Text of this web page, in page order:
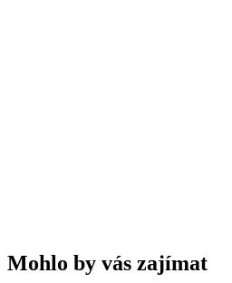
Mohlo by vás zajímat